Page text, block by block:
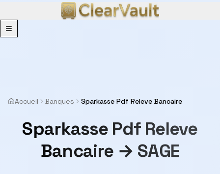
Menu
Accueil Banques Sparkasse Pdf Releve Bancaire
Sparkasse Pdf Releve
Bancaire → SAGE